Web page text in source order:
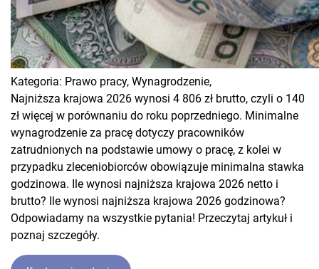
Kategoria: Prawo pracy, Wynagrodzenie,
Najniższa krajowa 2026 wynosi 4 806 zł brutto, czyli o 140
zł więcej w porównaniu do roku poprzedniego. Minimalne
wynagrodzenie za pracę dotyczy pracowników
zatrudnionych na podstawie umowy o pracę, z kolei w
przypadku zleceniobiorców obowiązuje minimalna stawka
godzinowa. Ile wynosi najniższa krajowa 2026 netto i
brutto? Ile wynosi najniższa krajowa 2026 godzinowa?
Odpowiadamy na wszystkie pytania! Przeczytaj artykuł i
poznaj szczegóły.